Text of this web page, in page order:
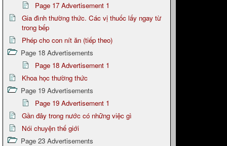
Page 17 Advertisement 1
Gia đình thường thức. Các vị thuốc lấy ngay từ
trong bếp
Phép cho con nít ăn (tiếp theo)
Page 18 Advertisements
Page 18 Advertisement 1
Khoa học thường thức
Page 19 Advertisements
Page 19 Advertisement 1
Gần đây trong nước có những việc gì
Nói chuyện thế giới
Page 23 Advertisements